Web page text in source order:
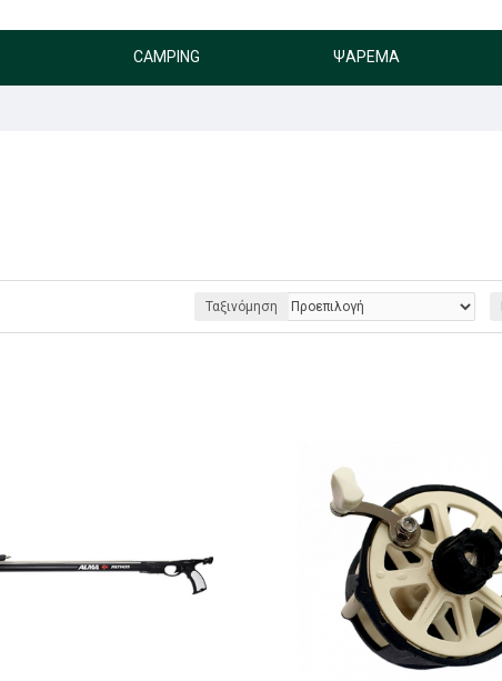
CAMPING ΨΆΡΕΜΑ
Ταξινόμηση